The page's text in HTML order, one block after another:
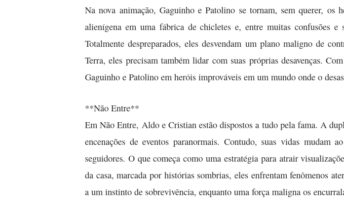
Na nova animação, Gaguinho e Patolino se tornam, sem querer, os
alienígena em uma fábrica de chicletes e, entre muitas confusões e
Totalmente despreparados, eles desvendam um plano maligno de
Terra, eles precisam também lidar com suas próprias desavenças.
Gaguinho e Patolino em heróis improváveis em um mundo onde o
**Não Entre**
Em Não Entre, Aldo e Cristian estão dispostos a tudo pela fama. A
encenações de eventos paranormais. Contudo, suas vidas mudam
seguidores. O que começa como uma estratégia para atrair
da casa, marcada por histórias sombrias, eles enfrentam fenômenos
a um instinto de sobrevivência, enquanto uma força maligna os